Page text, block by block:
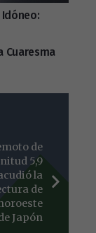
Idóneo:
Cuaresma
de
5,9
la
de
Japón